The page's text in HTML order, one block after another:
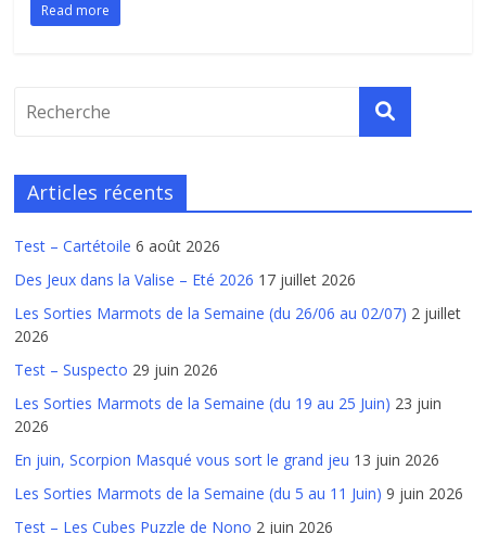
Read more
Articles récents
Test – Cartétoile 6 août 2026
Des Jeux dans la Valise – Eté 2026 17 juillet 2026
Les Sorties Marmots de la Semaine (du 26/06 au 02/07) 2 juillet
2026
Test – Suspecto 29 juin 2026
Les Sorties Marmots de la Semaine (du 19 au 25 Juin) 23 juin
2026
En juin, Scorpion Masqué vous sort le grand jeu 13 juin 2026
Les Sorties Marmots de la Semaine (du 5 au 11 Juin) 9 juin 2026
Test – Les Cubes Puzzle de Nono 2 juin 2026